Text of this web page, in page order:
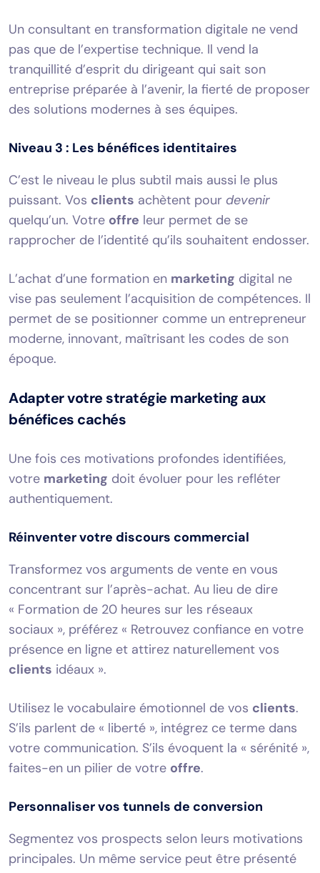
Un consultant en transformation digitale ne vend
pas que de l’expertise technique. Il vend la
tranquillité d’esprit du dirigeant qui sait son
entreprise préparée à l’avenir, la fierté de proposer
des solutions modernes à ses équipes.
Niveau 3 : Les bénéfices identitaires
C’est le niveau le plus subtil mais aussi le plus
puissant. Vos clients achètent pour devenir
quelqu’un. Votre offre leur permet de se
rapprocher de l’identité qu’ils souhaitent endosser.
L’achat d’une formation en marketing digital ne
vise pas seulement l’acquisition de compétences. Il
permet de se positionner comme un entrepreneur
moderne, innovant, maîtrisant les codes de son
époque.
Adapter votre stratégie marketing aux
bénéfices cachés
Une fois ces motivations profondes identifiées,
votre marketing doit évoluer pour les refléter
authentiquement.
Réinventer votre discours commercial
Transformez vos arguments de vente en vous
concentrant sur l’après-achat. Au lieu de dire
« Formation de 20 heures sur les réseaux
sociaux », préférez « Retrouvez confiance en votre
présence en ligne et attirez naturellement vos
clients idéaux ».
Utilisez le vocabulaire émotionnel de vos clients.
S’ils parlent de « liberté », intégrez ce terme dans
votre communication. S’ils évoquent la « sérénité »,
faites-en un pilier de votre offre.
Personnaliser vos tunnels de conversion
Segmentez vos prospects selon leurs motivations
principales. Un même service peut être présenté